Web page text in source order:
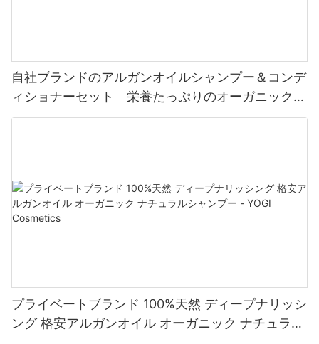
自社ブランドのアルガンオイルシャンプー＆コンデ
ィショナーセット 栄養たっぷりのオーガニックヘ
アケアセット - YOGI CARE
プライベートブランド 100%天然 ディープナリッシ
ング 格安アルガンオイル オーガニック ナチュラル